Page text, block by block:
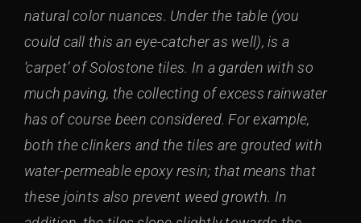
natural color nuances. Under the table (you
could call this an eye-catcher as well), is a
‘carpet’ of Solostone tiles. In a garden with so
much paving, the collecting of excess rainwater
has of course been considered. For example,
both the clinkers and the tiles are grouted with
water-permeable epoxy resin; that means that
these joints also prevent weed growth. In